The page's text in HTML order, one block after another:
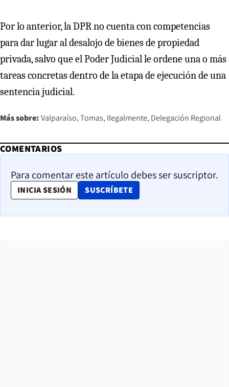
Por lo anterior, la DPR no cuenta con competencias
para dar lugar al desalojo de bienes de propiedad
privada, salvo que el Poder Judicial le ordene una o más
tareas concretas dentro de la etapa de ejecución de una
sentencia judicial.
Más sobre: Valparaíso Tomas Ilegalmente Delegación Regional
COMENTARIOS
Para comentar este artículo debes ser suscriptor.
INICIA SESIÓN SUSCRÍBETE
OPENS IN NEW WINDOW